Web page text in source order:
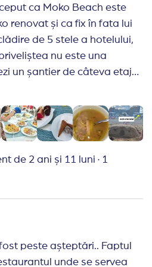
ca Moko Beach este
renovat și ca fix în fata lui
de 5 stele a hotelului,
nu este una
un șantier de câteva etaje,
te intorci cu spatele, vezi
ca undeva în 2024-
Camerele sunt renovate
de spațioase (pat 2m
am avut vedere la parc,
în camere se
zilnic cu bere,
și se schimba seara.
de 2 ani și 11 luni · 1
peste așteptări.. Faptul
unde se servea